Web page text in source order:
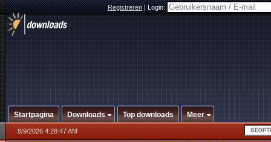
Registreren|Login:
Startpagina Downloads Top downloads Meer
8/9/2026 4:28:47 AM